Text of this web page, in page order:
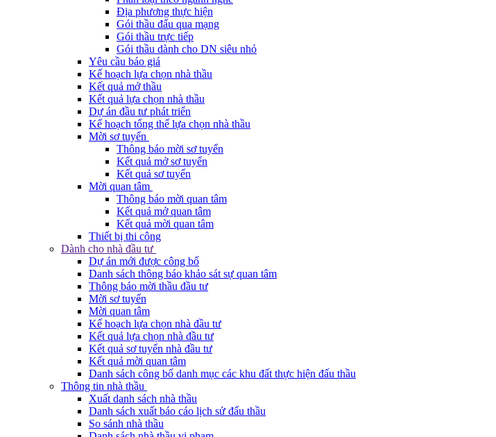
Địa phương thực hiện
Gói thầu đấu qua mạng
Gói thầu trực tiếp
Gói thầu dành cho DN siêu nhỏ
Yêu cầu báo giá
Kế hoạch lựa chọn nhà thầu
Kết quả mở thầu
Kết quả lựa chọn nhà thầu
Dự án đầu tư phát triển
Kế hoạch tổng thể lựa chọn nhà thầu
Mời sơ tuyển
Thông báo mời sơ tuyển
Kết quả mở sơ tuyển
Kết quả sơ tuyển
Mời quan tâm
Thông báo mời quan tâm
Kết quả mở quan tâm
Kết quả mời quan tâm
Thiết bị thi công
Dành cho nhà đầu tư
Dự án mới được công bố
Danh sách thông báo khảo sát sự quan tâm
Thông báo mời thầu đầu tư
Mời sơ tuyển
Mời quan tâm
Kế hoạch lựa chọn nhà đầu tư
Kết quả lựa chọn nhà đầu tư
Kết quả sơ tuyển nhà đầu tư
Kết quả mời quan tâm
Danh sách công bố danh mục các khu đất thực hiện đấu thầu
Thông tin nhà thầu
Xuất danh sách nhà thầu
Danh sách xuất báo cáo lịch sử đấu thầu
So sánh nhà thầu